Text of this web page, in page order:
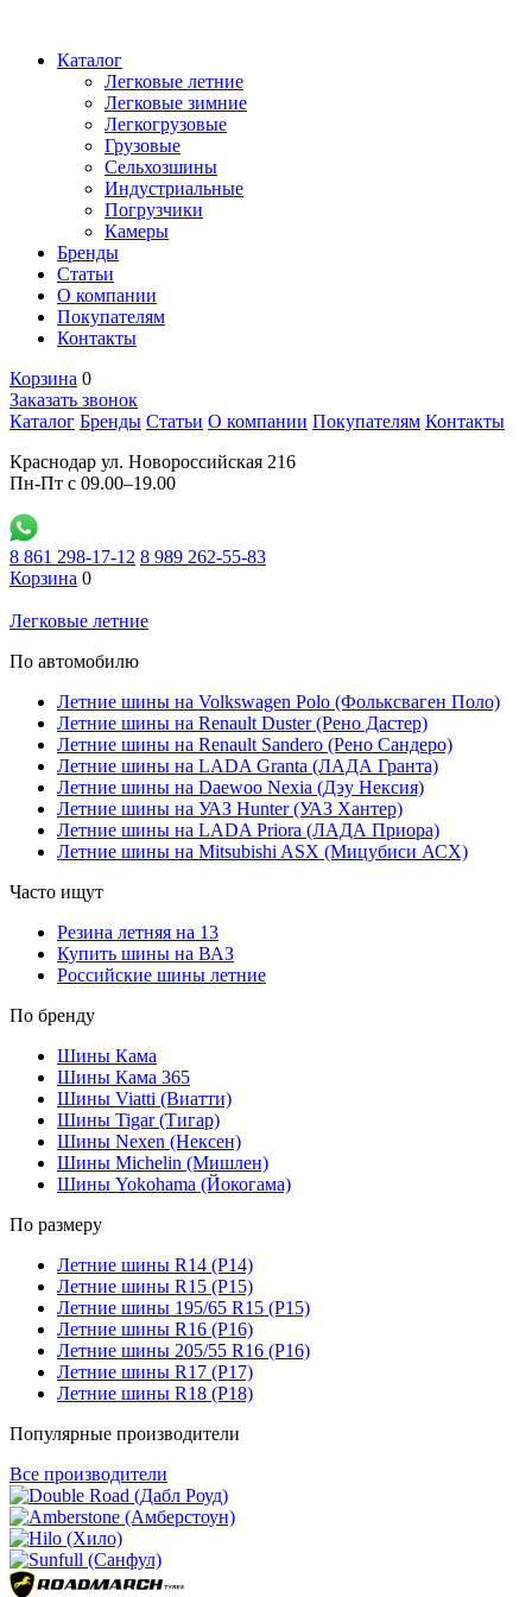
Каталог
Легковые летние
Легковые зимние
Легкогрузовые
Грузовые
Сельхозшины
Индустриальные
Погрузчики
Камеры
Бренды
Статьи
О компании
Покупателям
Контакты
Корзина 0
Заказать звонок
Каталог Бренды Статьи О компании Покупателям Контакты
Краснодар ул. Новороссийская 216
Пн-Пт с 09.00–19.00
8 861 298-17-12 8 989 262-55-83
Корзина 0
Легковые летние
По автомобилю
Летние шины на Volkswagen Polo (Фольксваген Поло)
Летние шины на Renault Duster (Рено Дастер)
Летние шины на Renault Sandero (Рено Сандеро)
Летние шины на LADA Granta (ЛАДА Гранта)
Летние шины на Daewoo Nexia (Дэу Нексия)
Летние шины на УАЗ Hunter (УАЗ Хантер)
Летние шины на LADA Priora (ЛАДА Приора)
Летние шины на Mitsubishi ASX (Мицубиси АСХ)
Часто ищут
Резина летняя на 13
Купить шины на ВАЗ
Российские шины летние
По бренду
Шины Кама
Шины Кама 365
Шины Viatti (Виатти)
Шины Tigar (Тигар)
Шины Nexen (Нексен)
Шины Michelin (Мишлен)
Шины Yokohama (Йокогама)
По размеру
Летние шины R14 (Р14)
Летние шины R15 (Р15)
Летние шины 195/65 R15 (Р15)
Летние шины R16 (Р16)
Летние шины 205/55 R16 (Р16)
Летние шины R17 (Р17)
Летние шины R18 (Р18)
Популярные производители
Все производители